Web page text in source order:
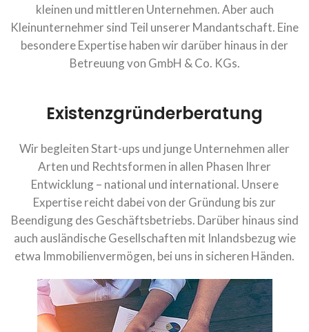
kleinen und mittleren Unternehmen. Aber auch
Kleinunternehmer sind Teil unserer Mandantschaft. Eine
besondere Expertise haben wir darüber hinaus in der
Betreuung von GmbH & Co. KGs.
Existenzgründerberatung
Wir begleiten Start-ups und junge Unternehmen aller
Arten und Rechtsformen in allen Phasen Ihrer
Entwicklung – national und international. Unsere
Expertise reicht dabei von der Gründung bis zur
Beendigung des Geschäftsbetriebs. Darüber hinaus sind
auch ausländische Gesellschaften mit Inlandsbezug wie
etwa Immobilienvermögen, bei uns in sicheren Händen.